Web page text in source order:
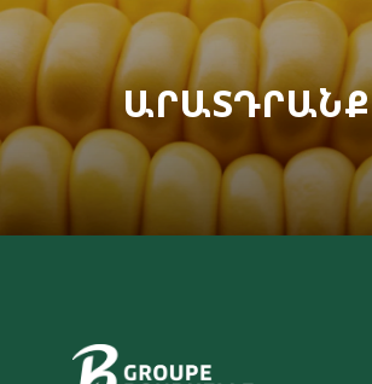
ԱՐԱՏԴՐԱՆՔ